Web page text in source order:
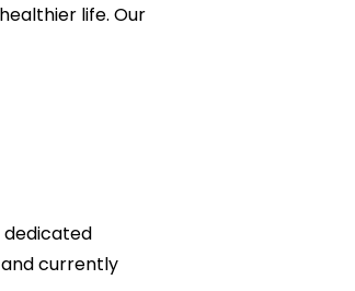
life. Our
dedicated
currently